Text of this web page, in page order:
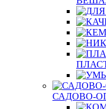
САДОВО-